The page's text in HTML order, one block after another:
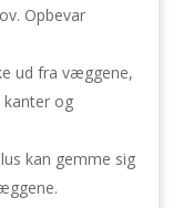
Opbevar
ud fra væggene,
kanter og
kan gemme sig